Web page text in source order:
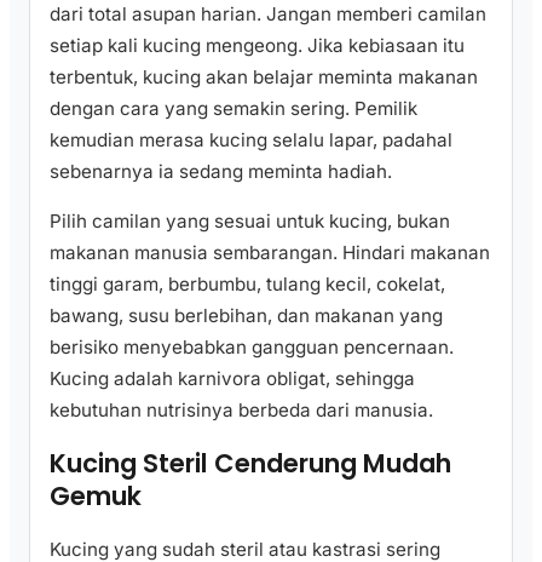
dari total asupan harian. Jangan memberi camilan
setiap kali kucing mengeong. Jika kebiasaan itu
terbentuk, kucing akan belajar meminta makanan
dengan cara yang semakin sering. Pemilik
kemudian merasa kucing selalu lapar, padahal
sebenarnya ia sedang meminta hadiah.
Pilih camilan yang sesuai untuk kucing, bukan
makanan manusia sembarangan. Hindari makanan
tinggi garam, berbumbu, tulang kecil, cokelat,
bawang, susu berlebihan, dan makanan yang
berisiko menyebabkan gangguan pencernaan.
Kucing adalah karnivora obligat, sehingga
kebutuhan nutrisinya berbeda dari manusia.
Kucing Steril Cenderung Mudah
Gemuk
Kucing yang sudah steril atau kastrasi sering